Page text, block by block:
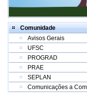
Comunidade
Avisos Gerais
UFSC
PROGRAD
PRAE
SEPLAN
Comunicações a